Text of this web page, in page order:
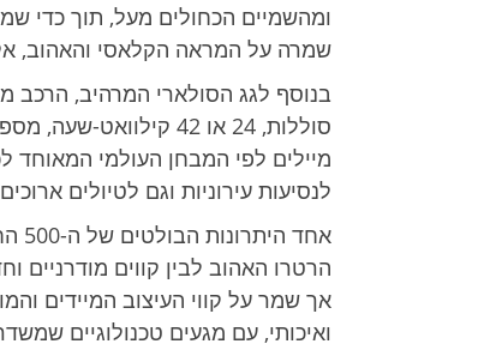
שמרה על המראה הקלאסי והאהוב,
בנוסף לגג הסולארי המרהיב, הרכב
לנסיעות עירוניות וגם לטיולים
הרטרו האהוב לבין קווים מודרניים
אך שמר על קווי העיצוב המיידים
ואיכותי, עם מגעים טכנולוגיים